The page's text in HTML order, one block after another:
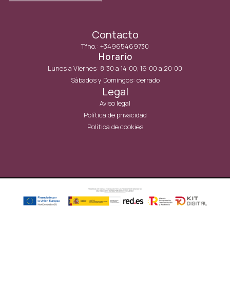
Legal
Aviso legal
Política de privacidad
Política de cookies
Horario
Lunes a Viernes: 8:30 a 14:00, 16:00 a 20:00
Sábados y Domingos: cerrado
Contacto
Tfno.: +34965469730